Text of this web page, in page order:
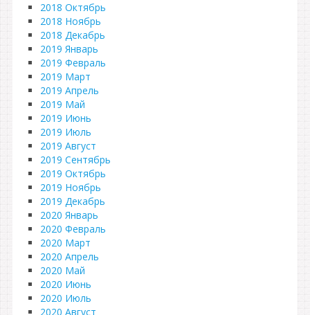
2018 Октябрь
2018 Ноябрь
2018 Декабрь
2019 Январь
2019 Февраль
2019 Март
2019 Апрель
2019 Май
2019 Июнь
2019 Июль
2019 Август
2019 Сентябрь
2019 Октябрь
2019 Ноябрь
2019 Декабрь
2020 Январь
2020 Февраль
2020 Март
2020 Апрель
2020 Май
2020 Июнь
2020 Июль
2020 Август